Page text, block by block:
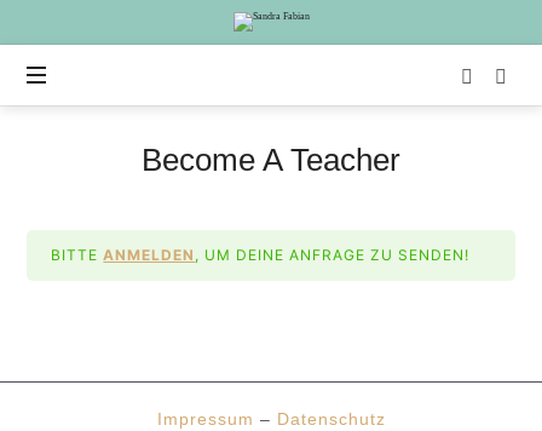
Sandra
Fabian
Become A Teacher
BITTEANMELDEN , UM DEINE ANFRAGE ZU SENDEN!
Impressum – Datenschutz